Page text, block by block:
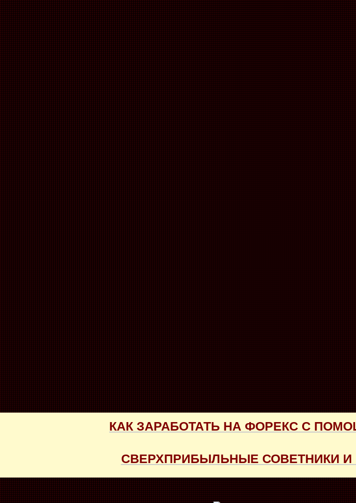
КАК ЗАРАБОТАТЬ НА ФОРЕКС С
СВЕРХПРИБЫЛЬНЫЕ СОВЕТНИКИ И